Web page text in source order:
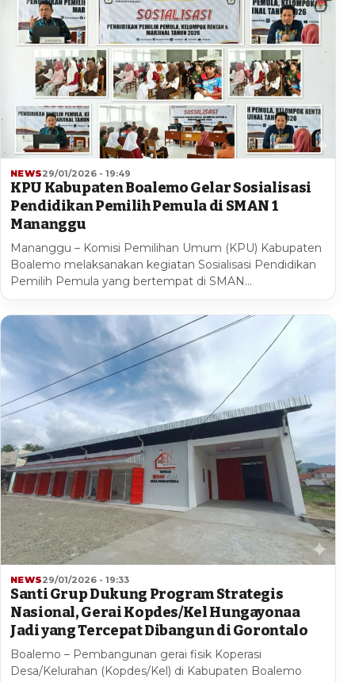
NEWS29/01/2026 - 19:49
KPU Kabupaten Boalemo Gelar Sosialisasi
Pendidikan Pemilih Pemula di SMAN 1
Mananggu
Mananggu – Komisi Pemilihan Umum (KPU) Kabupaten
Boalemo melaksanakan kegiatan Sosialisasi Pendidikan
Pemilih Pemula yang bertempat di SMAN…
NEWS29/01/2026 - 19:33
Santi Grup Dukung Program Strategis
Nasional, Gerai Kopdes/Kel Hungayonaa
Jadi yang Tercepat Dibangun di Gorontalo
Boalemo – Pembangunan gerai fisik Koperasi
Desa/Kelurahan (Kopdes/Kel) di Kabupaten Boalemo